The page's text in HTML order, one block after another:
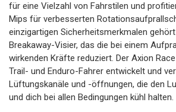
für eine Vielzahl von Fahrstilen und
Mips für verbesserten
einzigartigen Sicherheitsmerkmalen
Breakaway-Visier, das die bei einem
wirkenden Kräfte reduziert. Der Axion
Trail- und Enduro-Fahrer entwickelt und
Lüftungskanäle und -öffnungen, die den
und dich bei allen Bedingungen kühl halten.